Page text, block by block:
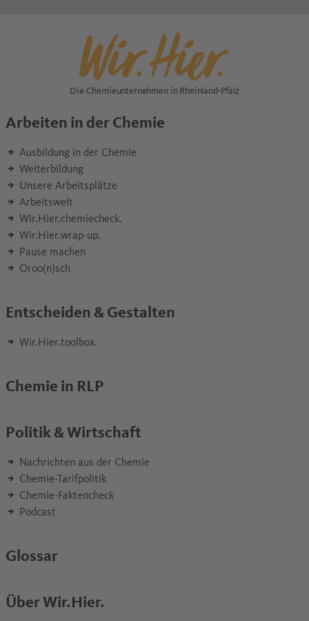
Die Chemieunternehmen in Rheinland-Pfalz
Arbeiten in der Chemie
Ausbildung in der Chemie
Weiterbildung
Unsere Arbeitsplätze
Arbeitswelt
Wir.Hier.chemiecheck.
Wir.Hier.wrap-up.
Pause machen
Oroo(n)sch
Entscheiden & Gestalten
Wir.Hier.toolbox.
Chemie in RLP
Politik & Wirtschaft
Nachrichten aus der Chemie
Chemie-Tarifpolitik
Chemie-Faktencheck
Podcast
Glossar
Über Wir.Hier.